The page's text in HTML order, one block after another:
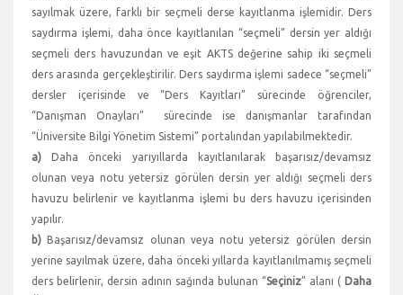
sayılmak üzere, farklı bir seçmeli derse kayıtlanma işlemidir. Ders
saydırma işlemi, daha önce kayıtlanılan “seçmeli” dersin yer aldığı
seçmeli ders havuzundan ve eşit AKTS değerine sahip iki seçmeli
ders arasında gerçekleştirilir. Ders saydırma işlemi sadece “seçmeli”
dersler içerisinde ve “Ders Kayıtları” sürecinde öğrenciler,
“Danışman Onayları” sürecinde ise danışmanlar tarafından
“Üniversite Bilgi Yönetim Sistemi” portalından yapılabilmektedir.
a) Daha önceki yarıyıllarda kayıtlanılarak başarısız/devamsız
olunan veya notu yetersiz görülen dersin yer aldığı seçmeli ders
havuzu belirlenir ve kayıtlanma işlemi bu ders havuzu içerisinden
yapılır.
b)Başarısız/devamsız olunan veya notu yetersiz görülen dersin
yerine sayılmak üzere, daha önceki yıllarda kayıtlanılmamış seçmeli
ders belirlenir, dersin adının sağında bulunan “Seçiniz” alanı ( Daha